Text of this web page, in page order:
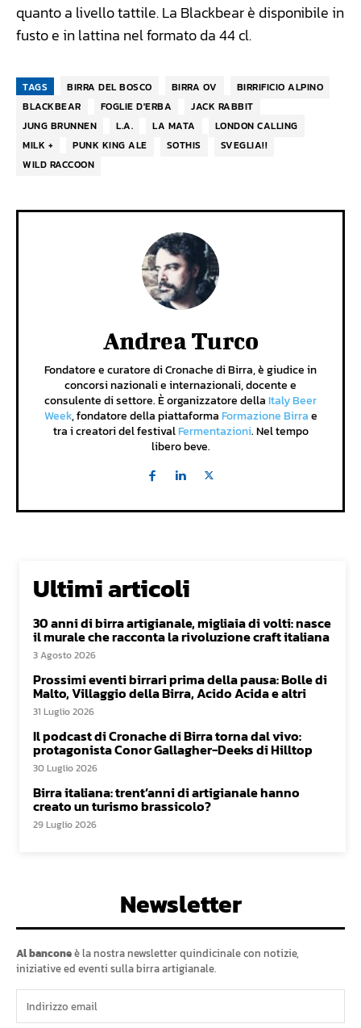
quanto a livello tattile. La Blackbear è disponibile in
fusto e in lattina nel formato da 44 cl.
TAGS BIRRA DEL BOSCO BIRRA OV
BIRRIFICIO ALPINO
BLACKBEAR
FOGLIE D'ERBA
JACK RABBIT
JUNG BRUNNEN
L.A. LA MATA
LONDON CALLING
MILK +
PUNK KING ALE SOTHIS
SVEGLIA!!
WILD RACCOON
Andrea Turco
Fondatore e curatore di Cronache di Birra, è giudice in
concorsi nazionali e internazionali, docente e
consulente di settore. È organizzatore della Italy Beer
Week, fondatore della piattaforma Formazione Birrae
tra i creatori del festivalFermentazioni. Nel tempo
libero beve.
Ultimi articoli
30 anni di birra artigianale, migliaia di volti: nasce
il murale che racconta la rivoluzione craft italiana
3 Agosto 2026
Prossimi eventi birrari prima della pausa: Bolle di
Malto, Villaggio della Birra, Acido Acida e altri
31 Luglio 2026
Il podcast di Cronache di Birra torna dal vivo:
protagonista Conor Gallagher-Deeks di Hilltop
30 Luglio 2026
Birra italiana: trent’anni di artigianale hanno
creato un turismo brassicolo?
29 Luglio 2026
Newsletter
Al banconeè la nostra newsletter quindicinale con notizie,
iniziative ed eventi sulla birra artigianale.